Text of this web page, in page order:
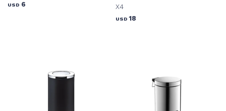
USD 6
X4
USD 18